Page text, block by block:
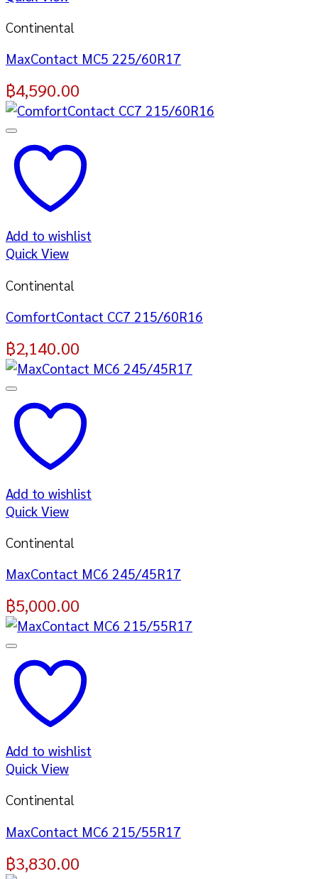
Continental
MaxContact MC5 225/60R17
฿4,590.00
Add to wishlist
Quick View
Continental
ComfortContact CC7 215/60R16
฿2,140.00
Add to wishlist
Quick View
Continental
MaxContact MC6 245/45R17
฿5,000.00
Add to wishlist
Quick View
Continental
MaxContact MC6 215/55R17
฿3,830.00